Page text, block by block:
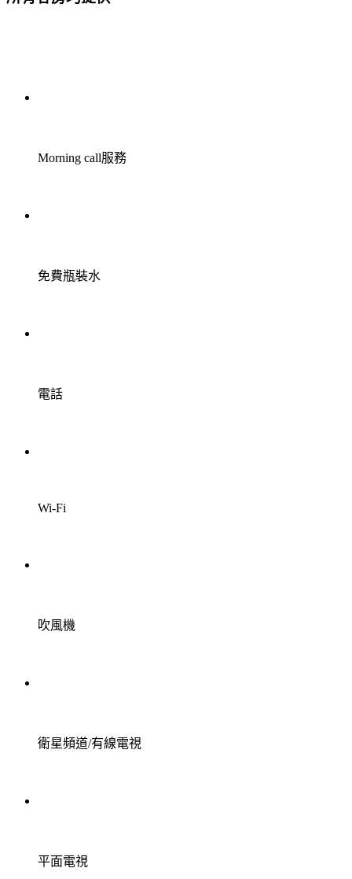
Morning call服務
免費瓶裝水
電話
Wi-Fi
吹風機
衛星頻道/有線電視
平面電視